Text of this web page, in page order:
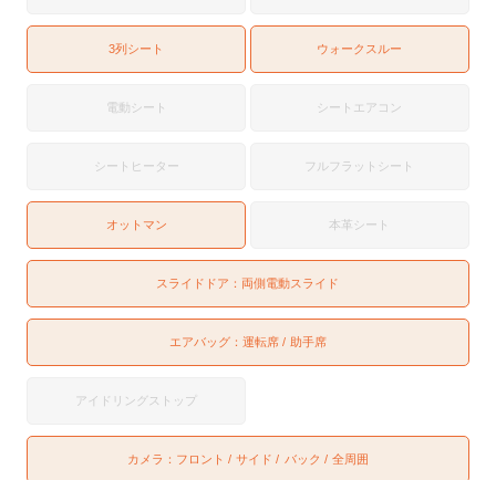
3列シート ウォークスルー
電動シート シートエアコン
シートヒーター フルフラットシート
オットマン 本革シート
スライドドア： 両側電動スライド
エアバッグ： 運転席 助手席
アイドリングストップ
カメラ： フロント サイド バック 全周囲